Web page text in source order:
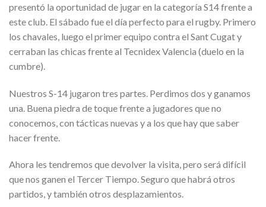
presentó la oportunidad de jugar en la categoría S14 frente a
este club. El sábado fue el día perfecto para el rugby. Primero
los chavales, luego el primer equipo contra el Sant Cugat y
cerraban las chicas frente al Tecnidex Valencia (duelo en la
cumbre).
Nuestros S-14 jugaron tres partes. Perdimos dos y ganamos
una. Buena piedra de toque frente a jugadores que no
conocemos, con tácticas nuevas y a los que hay que saber
hacer frente.
Ahora les tendremos que devolver la visita, pero será difícil
que nos ganen el Tercer Tiempo. Seguro que habrá otros
partidos, y también otros desplazamientos.